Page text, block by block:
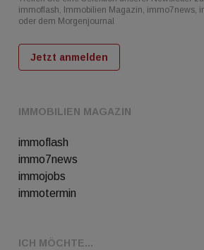
IMMOBILIEN MAGAZIN
immoflash
immo7news
immojobs
immotermin
ICH MÖCHTE...
immoflash, Immobilien Magazin, immo7news,
oder dem Morgenjournal
Jetzt anmelden